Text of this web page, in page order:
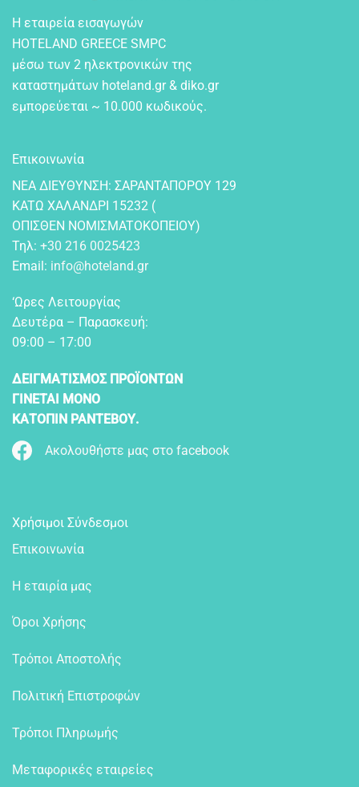
Η εταιρεία εισαγωγών
HOTELAND GREECE SMPC
μέσω των 2 ηλεκτρονικών της
καταστημάτων hoteland.gr & diko.gr
εμπορεύεται ~ 10.000 κωδικούς.
Επικοινωνία
NEA ΔIEYΘYNΣH: ΣAPANTAΠOPOY 129
KATΩ XAΛANΔPI 15232 (
OΠIΣΘEN NOMIΣMATOKOΠEIOY)
Τηλ: +30 216 0025423
Email: info@hoteland.gr
‘Ωρες Λειτουργίας
Δευτέρα – Παρασκευή:
09:00 – 17:00
ΔΕΙΓΜΑΤΙΣΜΟΣ ΠΡΟΪΟΝΤΩΝ
ΓΙΝΕΤΑΙ ΜΟΝΟ
ΚΑΤΟΠΙΝ ΡΑΝΤΕΒΟΥ.
Ακολουθήστε μας στο facebook
Χρήσιμοι Σύνδεσμοι
Επικοινωνία
Η εταιρία μας
Όροι Χρήσης
Τρόποι Αποστολής
Πολιτική Επιστροφών
Τρόποι Πληρωμής
Μεταφορικές εταιρείες